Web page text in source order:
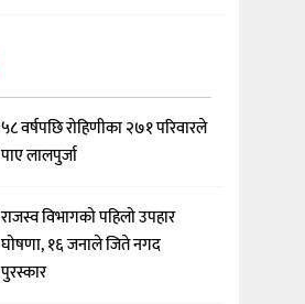
५८ वर्षपछि रोहिणीका २७१ परिवारले
पाए लालपुर्जा
राजस्व विभागको पहिलो उपहार
घोषणा, १६ जनाले जिते नगद
पुरस्कार